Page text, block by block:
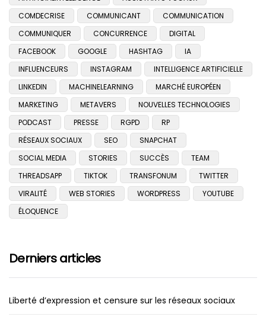
COMDECRISE
COMMUNICANT
COMMUNICATION
COMMUNIQUER
CONCURRENCE
DIGITAL
FACEBOOK
GOOGLE HASHTAG
IA
INFLUENCEURS
INSTAGRAM
INTELLIGENCE ARTIFICIELLE
LINKEDIN
MACHINELEARNING
MARCHÉ EUROPÉEN
MARKETING
METAVERS
NOUVELLES TECHNOLOGIES
PODCAST
PRESSE RGPD
RP
RÉSEAUX SOCIAUX
SEO
SNAPCHAT
SOCIAL MEDIA
STORIES SUCCÈS
TEAM
THREADSAPP
TIKTOK TRANSFONUM
TWITTER
VIRALITÉ
WEB STORIES WORDPRESS
YOUTUBE
ÉLOQUENCE
Derniers articles
Liberté d’expression et censure sur les réseaux sociaux